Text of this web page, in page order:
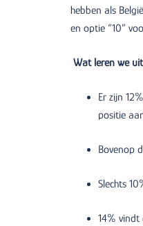
hebben als
en optie “10”
Wat leren we
Er zijn
positie
Bovenop
Slechts
14%